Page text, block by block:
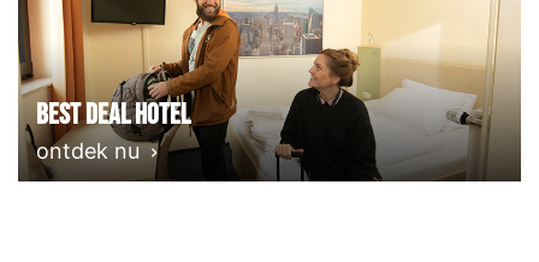
Best deal Hotel
ontdek nu